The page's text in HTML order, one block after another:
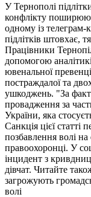
У Тернополі
конфлікту
одному із телеграм-
підлітків штовхає,
Працівники
допомогою
ювенальної
постраждалої та
ушкоджень. "За
провадження за
України, яка
Санкція цієї статті
позбавлення волі
правоохоронці. У
інцидент з
дівчат. Читайте
загрожують
волі